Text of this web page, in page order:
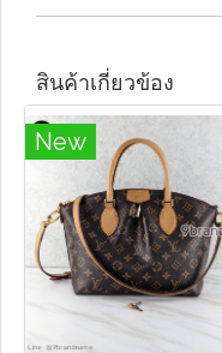
สินค้าเกี่ยวข้อง
New